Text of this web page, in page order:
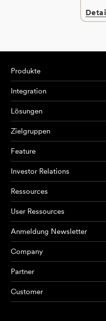
Produkte
KI Agents
Produkte
Integration
Lösungen
Zielgruppen
Feature
Investor Relations
Ressources
User Ressources
Anmeldung Newsletter
Company
Partner
Customer